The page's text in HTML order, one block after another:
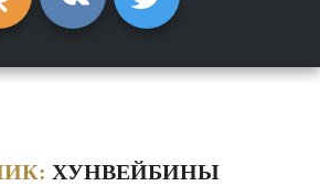
ХУНВЕЙБИНЫ